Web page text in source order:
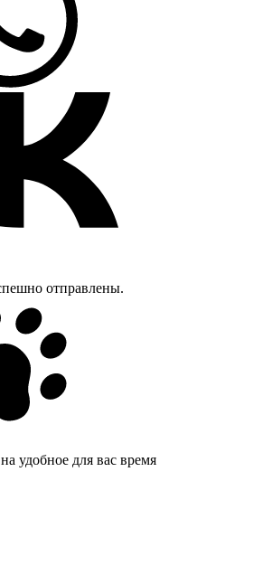
отправлены.
удобное для вас время